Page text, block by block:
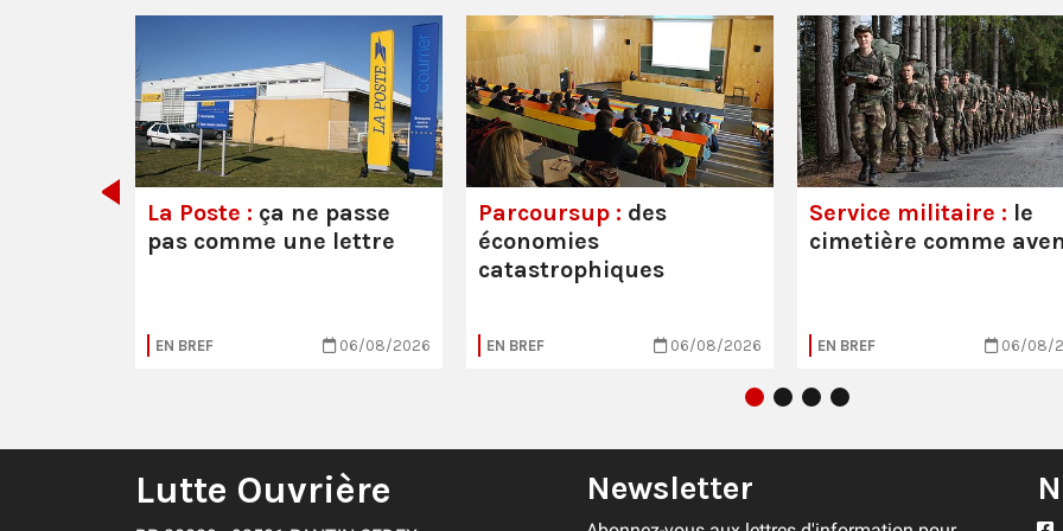
La Poste : ça ne passe
pas comme une lettre
EN BREF 06/08/2026
Parcoursup : des
économies
catastrophiques
EN BREF 06/08/2026
Service militaire : le
cimetière comme
EN BREF 06/08/
Lutte Ouvrière Newsletter